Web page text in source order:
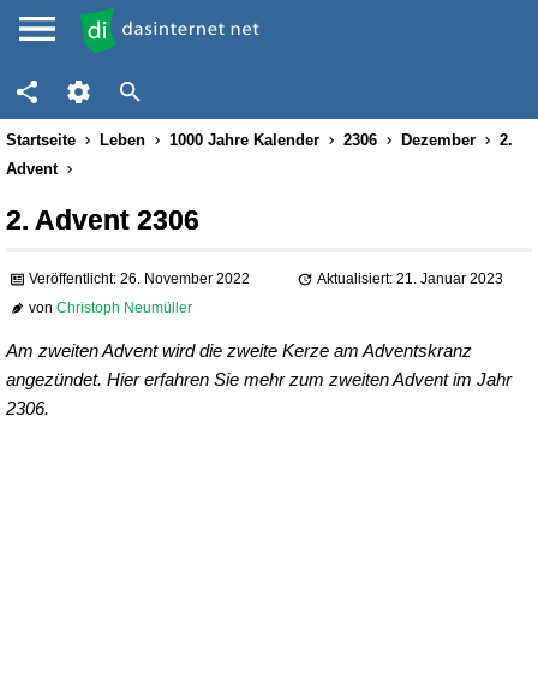
Startseite Leben 1000 Jahre Kalender 2306 Dezember
2.
Advent
2. Advent 2306
Veröffentlicht: 26. November 2022
Aktualisiert: 21. Januar 2023
vonChristoph Neumüller
Am zweiten Advent wird die zweite Kerze am Adventskranz
angezündet. Hier erfahren Sie mehr zum zweiten Advent im Jahr
2306.